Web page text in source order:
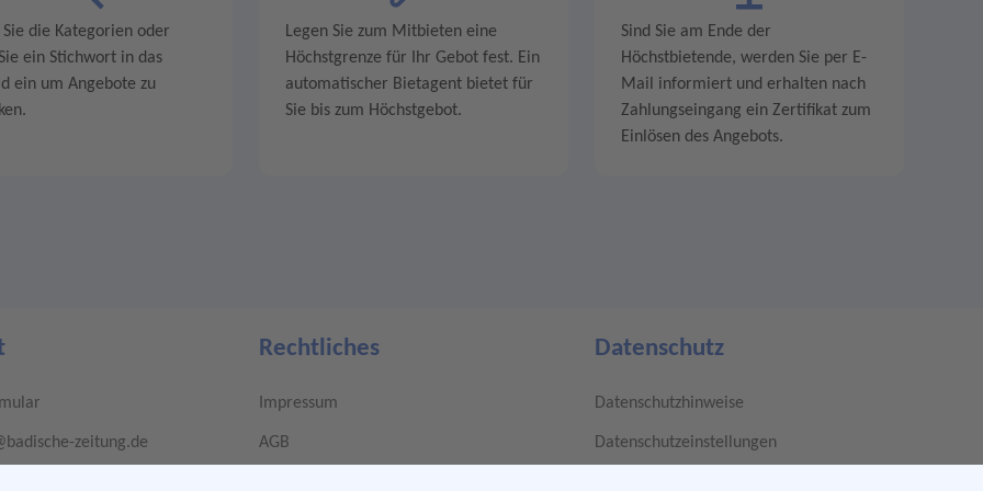
Sie die Kategorien oder
ein Stichwort in das
ein um Angebote zu
Legen Sie zum Mitbieten eine
Höchstgrenze für Ihr Gebot fest. Ein
automatischer Bietagent bietet für
Sie bis zum Höchstgebot.
Sind Sie am Ende der
Höchstbietende, werden Sie per E-
Mail informiert und erhalten nach
Zahlungseingang ein Zertifikat zum
Einlösen des Angebots.
zeitung.de
Rechtliches
Impressum
AGB
Datenschutz
Datenschutzhinweise
Datenschutzeinstellungen